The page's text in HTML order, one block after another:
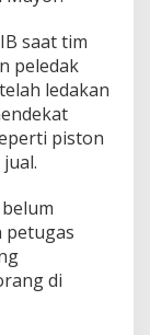
saat tim
peledak
ledakan
piston
petugas
di